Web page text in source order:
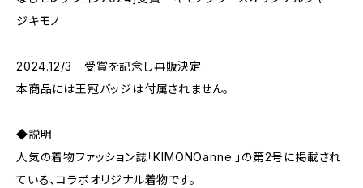
ジキモノ
2024.12/3 受賞を記念し再販決定
本商品には王冠バッジは付属されません。
◆説明
人気の着物ファッション誌「KIMONOanne.」の第2号に掲載され
ている、コラボオリジナル着物です。